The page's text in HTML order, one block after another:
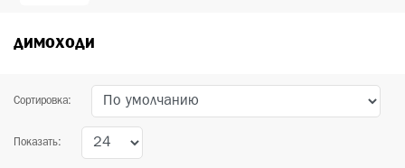
димоходи
Сортировка:
Показать: